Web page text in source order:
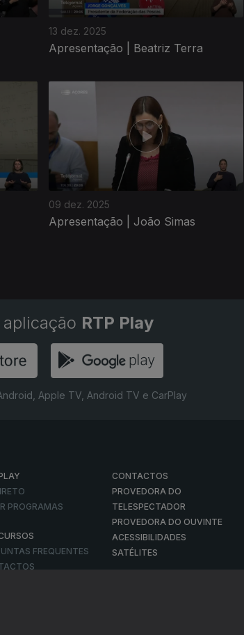
13 dez. 2025
Apresentação | Beatriz Terra
09 dez. 2025
Apresentação | João Simas
RTP Play
Apple TV, Android TV e CarPlay
PROGRAMAS
FREQUENTES
CONTACTOS
PROVEDORA DO
TELESPECTADOR
PROVEDORA DO OUVINTE
ACESSIBILIDADES
SATÉLITES